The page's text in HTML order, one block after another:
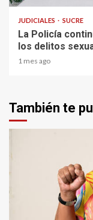
JUDICIALES SUCRE
La Policía
los delitos
1 mes ago
También te